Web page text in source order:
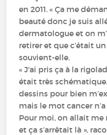
en 2011. « Ça me
beauté donc je suis
dermatologue et on
retirer et que c’était
souvient-elle.
« J'ai pris ça à la
était très
dessins pour bien
mais le mot cancer
Pour moi, on allait me
et ça s’arrêtait là »,